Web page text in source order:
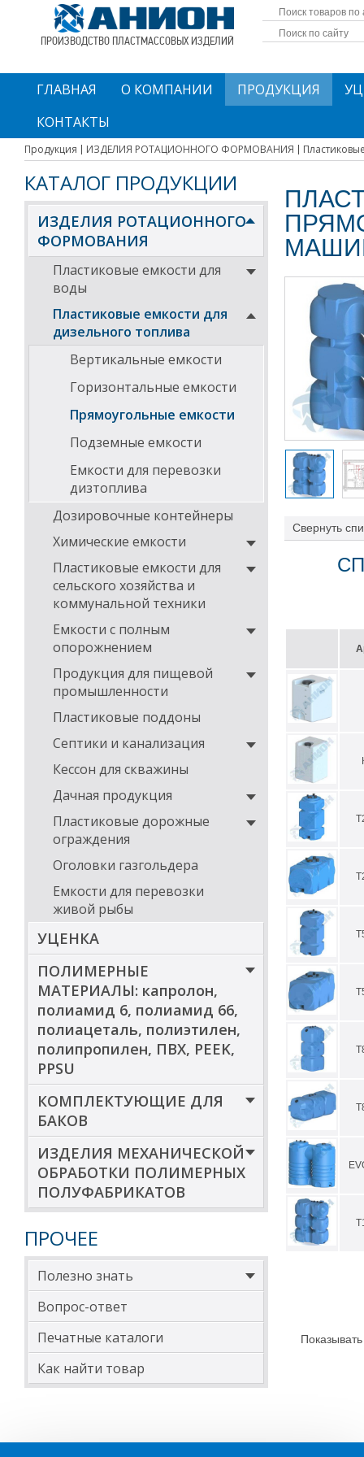
ПРОИЗВОДСТВО ПЛАСТМАССОВЫХ ИЗДЕЛИЙ
ГЛАВНАЯ О КОМПАНИИ ПРОДУКЦИЯ
КОНТАКТЫ
Продукция ИЗДЕЛИЯ РОТАЦИОННОГО ФОРМОВАНИЯ
КАТАЛОГ ПРОДУКЦИИ
ИЗДЕЛИЯ РОТАЦИОННОГО
ФОРМОВАНИЯ
Пластиковые емкости для
воды
Пластиковые емкости для
дизельного топлива
Вертикальные емкости
Горизонтальные емкости
Прямоугольные емкости
Подземные емкости
Емкости для перевозки
дизтоплива
Дозировочные контейнеры
Химические емкости
Пластиковые емкости для
сельского хозяйства и
коммунальной техники
Емкости с полным
опорожнением
Продукция для пищевой
промышленности
Пластиковые поддоны
Септики и канализация
Кессон для скважины
Дачная продукция
Пластиковые дорожные
ограждения
Оголовки газгольдера
Емкости для перевозки
живой рыбы
УЦЕНКА
ПОЛИМЕРНЫЕ
МАТЕРИАЛЫ: капролон,
полиамид 6, полиамид 66,
полиацеталь, полиэтилен,
полипропилен, ПВХ, PEEK,
PPSU
КОМПЛЕКТУЮЩИЕ ДЛЯ
БАКОВ
ИЗДЕЛИЯ МЕХАНИЧЕСКОЙ
ОБРАБОТКИ ПОЛИМЕРНЫХ
ПОЛУФАБРИКАТОВ
ПРОЧЕЕ
Полезно знать
Вопрос-ответ
Печатные каталоги
Как найти товар
установить:
штуцеры
На нашем
а так же
Свернуть